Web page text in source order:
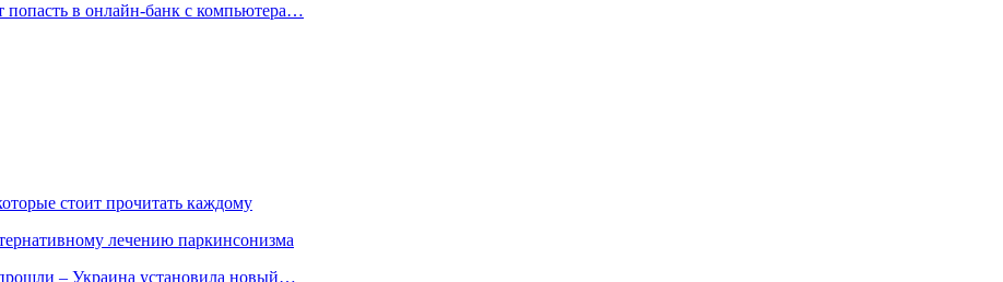
попасть в онлайн-банк с компьютера…
стоит прочитать каждому
лечению паркинсонизма
– Украина установила новый…